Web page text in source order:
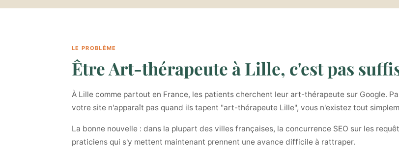
LE PROBLÈME
Être Art-thérapeute à Lille, c'est pas
À Lille comme partout en France, les patients cherchent leur art-thérapeute sur Google.
votre site n'apparaît pas quand ils tapent "art-thérapeute Lille", vous n'existez tout
La bonne nouvelle : dans la plupart des villes françaises, la concurrence SEO sur les
praticiens qui s'y mettent maintenant prennent une avance difficile à rattraper.